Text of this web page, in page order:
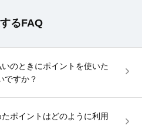
るFAQ
いのときにポイントを使いた
ですか？
たポイントはどのように利用